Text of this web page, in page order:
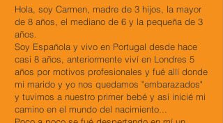
Hola, soy Carmen, madre de 3 hijos, la mayor
de 8 años, el mediano de 6 y la pequeña de 3
años.
Soy Española y vivo en Portugal desde hace
casi 8 años, anteriormente viví en Londres 5
años por motivos profesionales y fué allí donde
mi marido y yo nos quedamos "embarazados"
y tuvimos a nuestro primer bebé y así inicié mi
camino en el mundo del nacimiento...